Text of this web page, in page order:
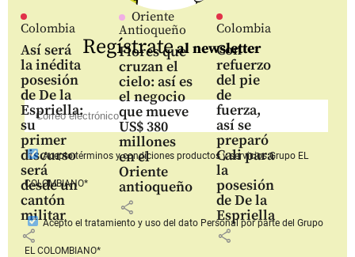
Colombia
Así será
la inédita
posesión
de De la
Espriella:
su
primer
discurso
será
desde un
cantón
militar
share
Oriente
Antioqueño
Flores que
cruzan el
cielo: así es
el negocio
que mueve
US$ 380
millones
en el
Oriente
antioqueño
share
Colombia
Con
refuerzo
del pie
de
fuerza,
así se
preparó
Cali para
la
posesión
de De la
Espriella
share
Regístrateal newsletter
Aceptotérminos y condiciones productos y serviciosGrupo EL
COLOMBIANO*
Acepto el tratamiento y uso del dato Personalpor parte del Grupo
EL COLOMBIANO*